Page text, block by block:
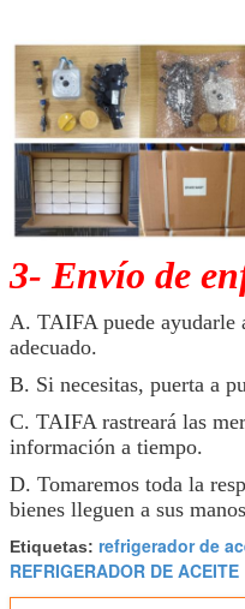
3- Envío de
A. TAIFA puede ayudarle
adecuado.
B. Si necesitas, puerta a
C. TAIFA rastreará las
información a tiempo.
D. Tomaremos toda la
bienes lleguen a sus
Etiquetas: refrigerador de
REFRIGERADOR DE ACEITE